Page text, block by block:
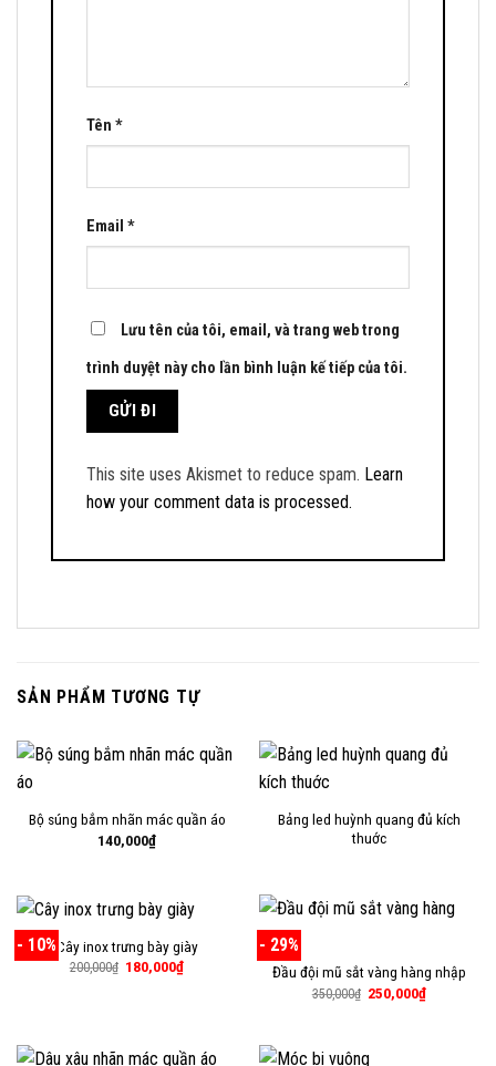
Tên *
Email *
Lưu tên của tôi, email, và trang web trong
trình duyệt này cho lần bình luận kế tiếp của tôi.
This site uses Akismet to reduce spam. Learn
how your comment data is processed.
SẢN PHẨM TƯƠNG TỰ
Bộ súng bắm nhãn mác quần áo
140,000₫
Bảng led huỳnh quang đủ kích
thuớc
- 10% Cây inox trưng bày giày
200,000₫ Giá
180,000₫Giá
- 29%
Đầu đội mũ sắt vàng hàng nhập
350,000₫ Giá
250,000₫Giá